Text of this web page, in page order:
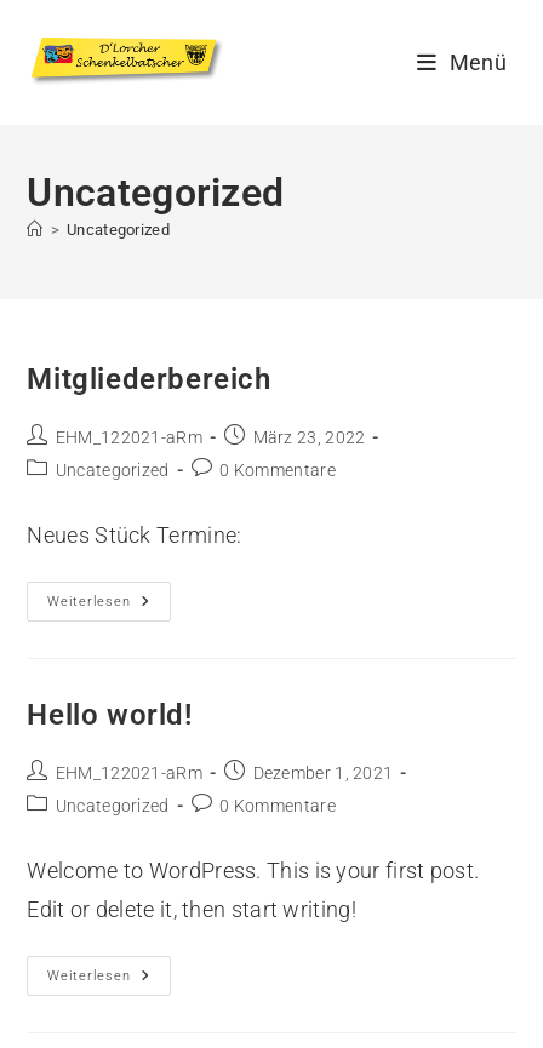
Menü
Uncategorized
> Uncategorized
Mitgliederbereich
EHM_122021-aRm
März 23, 2022
Uncategorized
0 Kommentare
Neues Stück Termine:
Weiterlesen
Hello world!
EHM_122021-aRm
Dezember 1, 2021
Uncategorized
0 Kommentare
Welcome to WordPress. This is your first post.
Edit or delete it, then start writing!
Weiterlesen